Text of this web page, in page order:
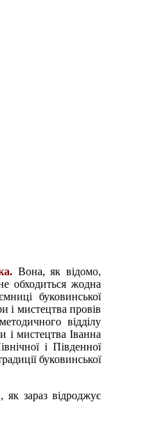
Вона, як відомо,
обходиться жодна
буковинської
і мистецтва провів
відділу
і мистецтва Іванна
і Південної
буковинської
зараз відроджує